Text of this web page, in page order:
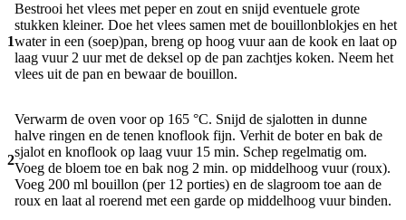
1
Bestrooi het vlees met peper en zout en snijd eventuele grote
stukken kleiner. Doe het vlees samen met de bouillonblokjes en het
water in een (soep)pan, breng op hoog vuur aan de kook en laat op
laag vuur 2 uur met de deksel op de pan zachtjes koken. Neem het
vlees uit de pan en bewaar de bouillon.
2
Verwarm de oven voor op 165 °C. Snijd de sjalotten in dunne
halve ringen en de tenen knoflook fijn. Verhit de boter en bak de
sjalot en knoflook op laag vuur 15 min. Schep regelmatig om.
Voeg de bloem toe en bak nog 2 min. op middelhoog vuur (roux).
Voeg 200 ml bouillon (per 12 porties) en de slagroom toe aan de
roux en laat al roerend met een garde op middelhoog vuur binden.